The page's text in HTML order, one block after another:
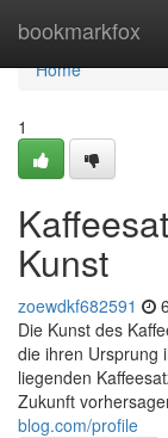
bookmarkfox
Home
Home
1
Kunst
zoewdkf682591
Die Kunst des
die ihren Ursprung
liegenden
Zukunft
blog.com/profile